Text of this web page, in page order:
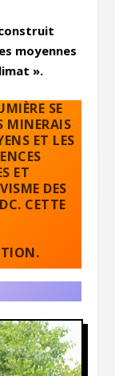
moyennes
».
SE
MINERAIS
ET LES
ET
DES
CETTE